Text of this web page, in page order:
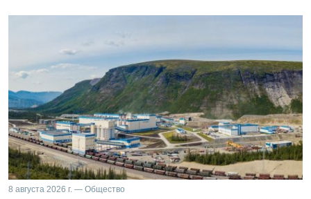
8 августа 2026 г. — Общество